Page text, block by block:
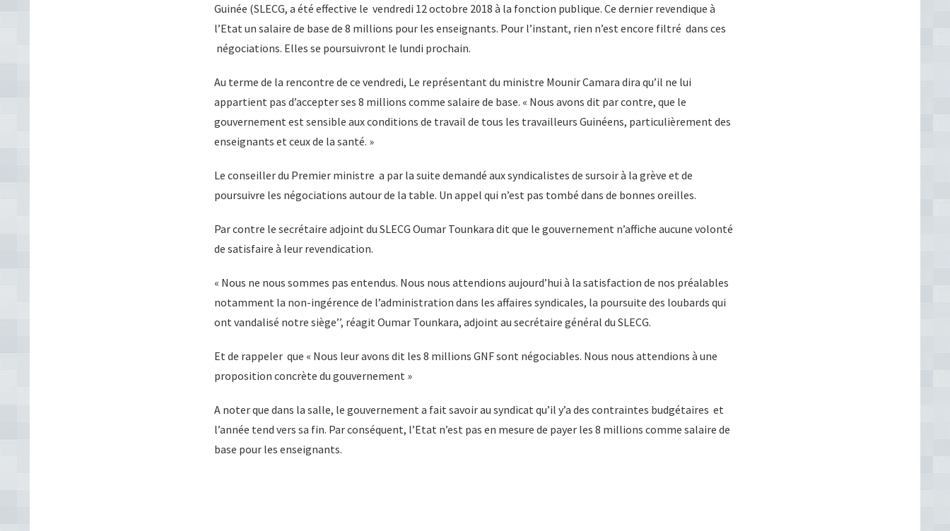
Guinée (SLECG, a été effective le vendredi 12 octobre 2018 à la fonction publique. Ce dernier revendique à
l’Etat un salaire de base de 8 millions pour les enseignants. Pour l’instant, rien n’est encore filtré dans ces
négociations. Elles se poursuivront le lundi prochain.
Au terme de la rencontre de ce vendredi, Le représentant du ministre Mounir Camara dira qu’il ne lui
appartient pas d’accepter ses 8 millions comme salaire de base. « Nous avons dit par contre, que le
gouvernement est sensible aux conditions de travail de tous les travailleurs Guinéens, particulièrement des
enseignants et ceux de la santé. »
Le conseiller du Premier ministre a par la suite demandé aux syndicalistes de sursoir à la grève et de
poursuivre les négociations autour de la table. Un appel qui n’est pas tombé dans de bonnes oreilles.
Par contre le secrétaire adjoint du SLECG Oumar Tounkara dit que le gouvernement n’affiche aucune volonté
de satisfaire à leur revendication.
« Nous ne nous sommes pas entendus. Nous nous attendions aujourd’hui à la satisfaction de nos préalables
notamment la non-ingérence de l’administration dans les affaires syndicales, la poursuite des loubards qui
ont vandalisé notre siège’’, réagit Oumar Tounkara, adjoint au secrétaire général du SLECG.
Et de rappeler que « Nous leur avons dit les 8 millions GNF sont négociables. Nous nous attendions à une
proposition concrète du gouvernement »
A noter que dans la salle, le gouvernement a fait savoir au syndicat qu’il y’a des contraintes budgétaires et
l’année tend vers sa fin. Par conséquent, l’Etat n’est pas en mesure de payer les 8 millions comme salaire de
base pour les enseignants.